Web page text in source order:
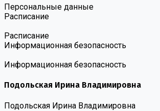
Персональные данные
Расписание
Расписание
Информационная безопасность
Информационная безопасность
Подольская Ирина Владимировна
Подольская Ирина Владимировна